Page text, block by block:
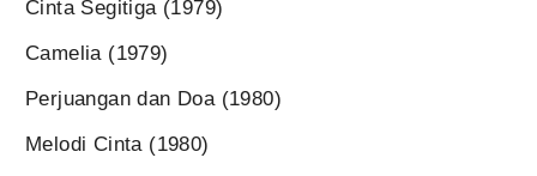
Cinta Segitiga (1979)
Camelia (1979)
Perjuangan dan Doa (1980)
Melodi Cinta (1980)